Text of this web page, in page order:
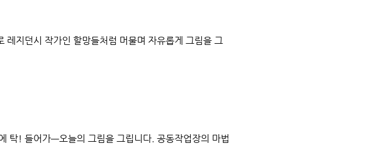
지던시 작가인 할망들처럼 머물며 자유롭게 그림을 그
탁! 들어가—오늘의 그림을 그립니다. 공동작업장의 마법